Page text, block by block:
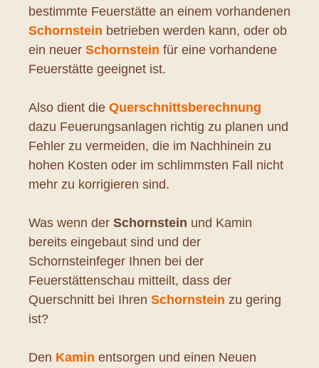
bestimmte Feuerstätte an einem vorhandenen
Schornstein betrieben werden kann, oder ob
ein neuer Schornstein für eine vorhandene
Feuerstätte geeignet ist.
Also dient die Querschnittsberechnung
dazu Feuerungsanlagen richtig zu planen und
Fehler zu vermeiden, die im Nachhinein zu
hohen Kosten oder im schlimmsten Fall nicht
mehr zu korrigieren sind.
Was wenn der Schornstein und Kamin
bereits eingebaut sind und der
Schornsteinfeger Ihnen bei der
Feuerstättenschau mitteilt, dass der
Querschnitt bei Ihren Schornstein zu gering
ist?
Den Kamin entsorgen und einen Neuen